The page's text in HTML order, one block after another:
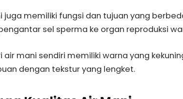
juga memiliki fungsi dan tujuan yang
sel sperma ke organ reproduksi
air mani sendiri memiliki warna yang
dengan tekstur yang lengket.